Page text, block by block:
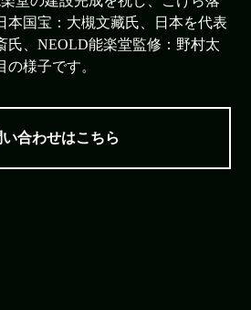
本国宝：大槻文藏氏、日本を代表
氏、NEOLD能楽堂監修：野村太
様子です。
い合わせはこちら